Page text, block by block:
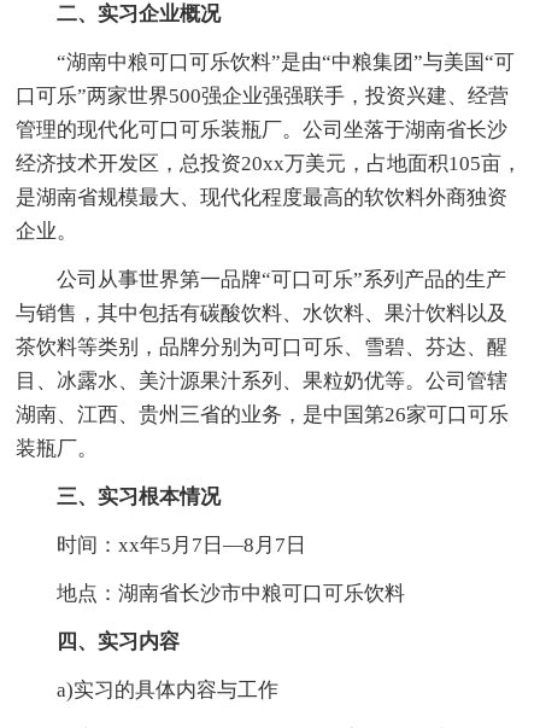
二、实习企业概况
“湖南中粮可口可乐饮料”是由“中粮集团”与美国“可
口可乐”两家世界500强企业强强联手，投资兴建、经营
管理的现代化可口可乐装瓶厂。公司坐落于湖南省长沙
经济技术开发区，总投资20xx万美元，占地面积105亩，
是湖南省规模最大、现代化程度最高的软饮料外商独资
企业。
公司从事世界第一品牌“可口可乐”系列产品的生产
与销售，其中包括有碳酸饮料、水饮料、果汁饮料以及
茶饮料等类别，品牌分别为可口可乐、雪碧、芬达、醒
目、冰露水、美汁源果汁系列、果粒奶优等。公司管辖
湖南、江西、贵州三省的业务，是中国第26家可口可乐
装瓶厂。
三、实习根本情况
时间：xx年5月7日—8月7日
地点：湖南省长沙市中粮可口可乐饮料
四、实习内容
a)实习的具体内容与工作